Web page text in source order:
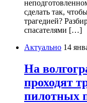
сделать так,
трагедией?
спасателями […]
Актуально 14
На
проходят
пилотных